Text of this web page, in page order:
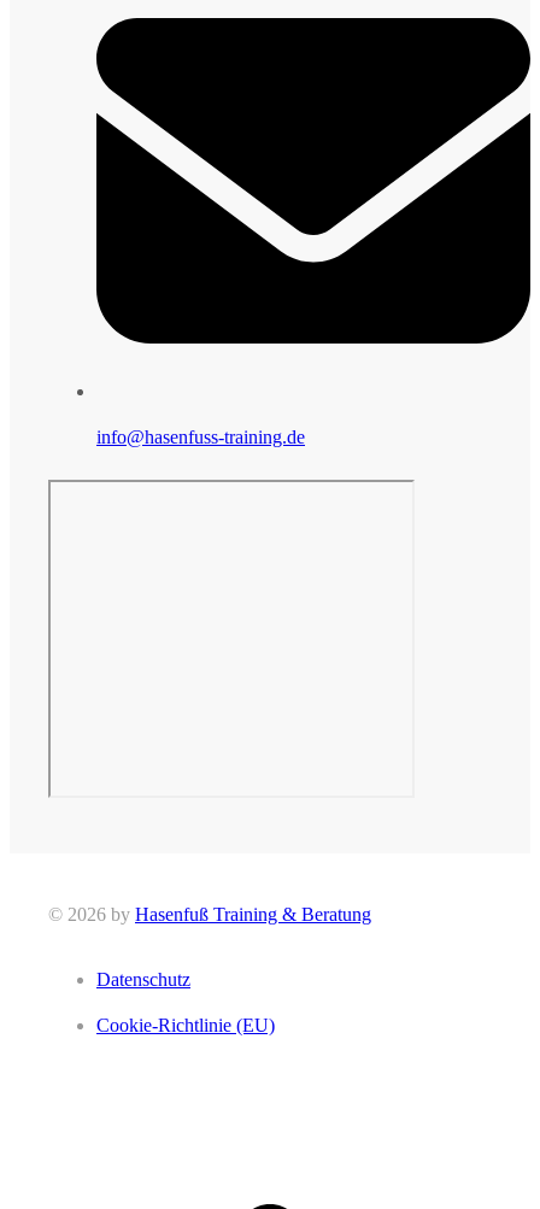
info@hasenfuss-training.de
© 2026 by Hasenfuß Training & Beratung
Datenschutz
Cookie-Richtlinie (EU)